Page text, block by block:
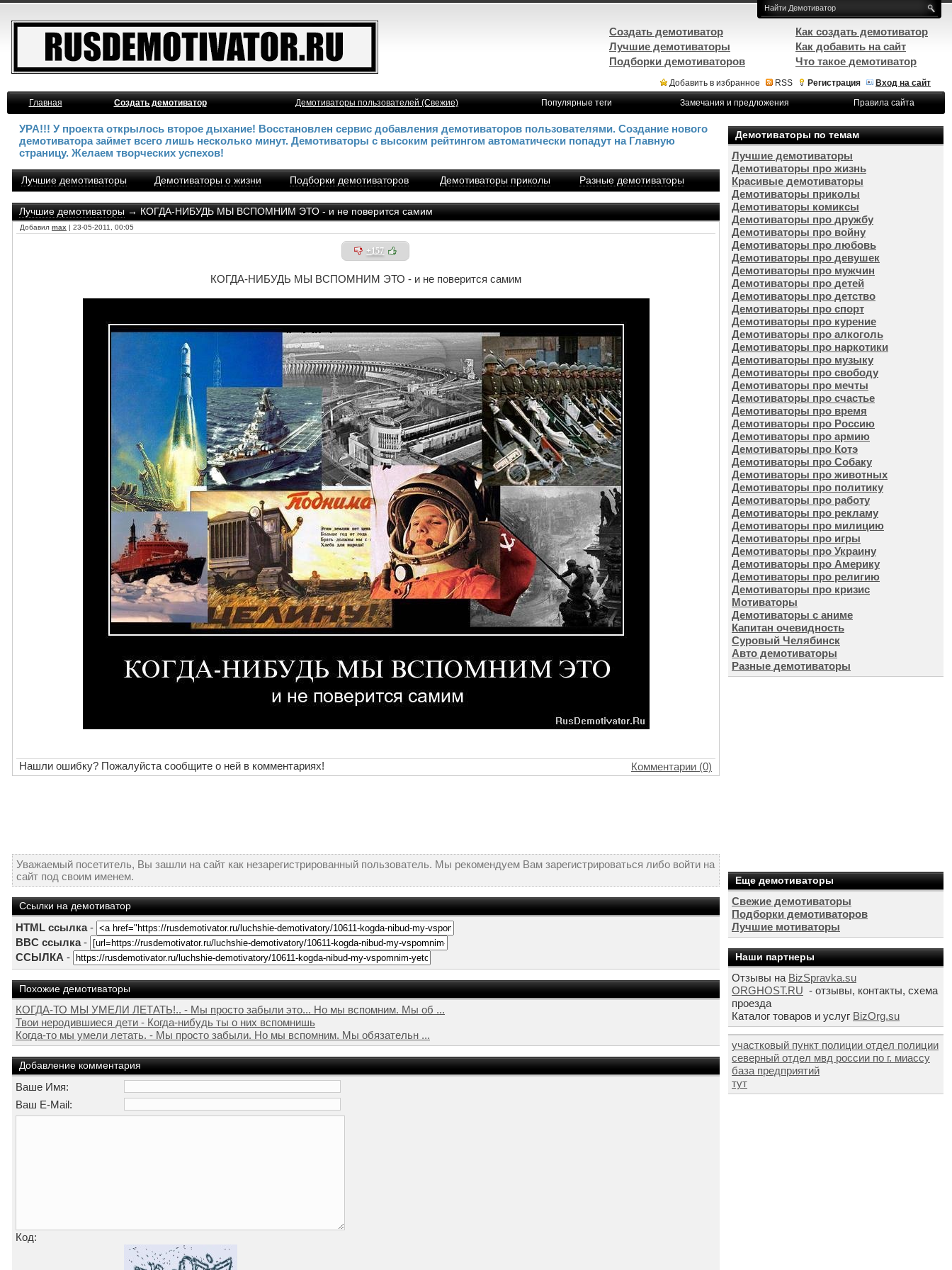
Добавить в избранное RSS Регистрация
Вход на сайт
Главная
Создать демотиватор Демотиваторы пользователей (Свежие) Популярные теги Замечания и предложения Правила сайта
УРА!!! У проекта открылось второе дыхание! Восстановлен сервис добавления демотиваторов пользователями. Создание нового
демотиватора займет всего лишь несколько минут. Демотиваторы с высоким рейтингом автоматически попадут на Главную
страницу. Желаем творческих успехов!
Лучшие демотиваторы Демотиваторы о жизни Подборки демотиваторов Демотиваторы приколы Разные демотиваторы
Лучшие демотиваторы→ КОГДА-НИБУДЬ МЫ ВСПОМНИМ ЭТО - и не поверится самим
Добавил max | 23-05-2011, 00:05
+157
КОГДА-НИБУДЬ МЫ ВСПОМНИМ ЭТО - и не поверится самим
Нашли ошибку? Пожалуйста сообщите о ней в комментариях! Комментарии (0)
Уважаемый посетитель, Вы зашли на сайт как незарегистрированный пользователь. Мы рекомендуем Вам зарегистрироваться либо войти на
сайт под своим именем.
Ссылки на демотиватор
HTML ссылка-
BBC ссылка-
ССЫЛКА -
Похожие демотиваторы
КОГДА-ТО МЫ УМЕЛИ ЛЕТАТЬ!.. - Мы просто забыли это... Но мы вспомним. Мы об ...
Твои неродившиеся дети - Когда-нибудь ты о них вспомнишь
Когда-то мы умели летать. - Мы просто забыли. Но мы вспомним. Мы обязательн ...
Добавление комментария
Ваше Имя:
Ваш E-Mail:
Код:
Демотиваторы по темам
Лучшие демотиваторы
Демотиваторы про жизнь
Красивые демотиваторы
Демотиваторы приколы
Демотиваторы комиксы
Демотиваторы про дружбу
Демотиваторы про войну
Демотиваторы про любовь
Демотиваторы про девушек
Демотиваторы про мужчин
Демотиваторы про детей
Демотиваторы про детство
Демотиваторы про спорт
Демотиваторы про курение
Демотиваторы про алкоголь
Демотиваторы про наркотики
Демотиваторы про музыку
Демотиваторы про свободу
Демотиваторы про мечты
Демотиваторы про счастье
Демотиваторы про время
Демотиваторы про Россию
Демотиваторы про армию
Демотиваторы про Котэ
Демотиваторы про Собаку
Демотиваторы про животных
Демотиваторы про политику
Демотиваторы про работу
Демотиваторы про рекламу
Демотиваторы про милицию
Демотиваторы про игры
Демотиваторы про Украину
Демотиваторы про Америку
Демотиваторы про религию
Демотиваторы про кризис
Мотиваторы
Демотиваторы с аниме
Капитан очевидность
Суровый Челябинск
Авто демотиваторы
Разные демотиваторы
Еще демотиваторы
Свежие демотиваторы
Подборки демотиваторов
Лучшие мотиваторы
Наши партнеры
Отзывы на BizSpravka.su
ORGHOST.RU - отзывы, контакты, схема
проезда
Каталог товаров и услуг BizOrg.su
участковый пункт полиции отдел полиции
северный отдел мвд россии по г. миассу
база предприятий
тут
Создать демотиватор
Лучшие демотиваторы
Подборки демотиваторов
Как создать демотиватор
Как добавить на сайт
Что такое демотиватор